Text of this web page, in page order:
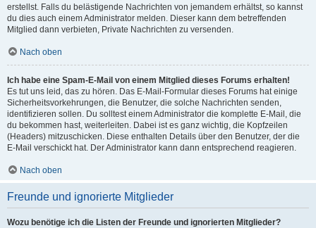
erstellst. Falls du belästigende Nachrichten von jemandem erhältst, so kannst
du dies auch einem Administrator melden. Dieser kann dem betreffenden
Mitglied dann verbieten, Private Nachrichten zu versenden.
Nach oben
Ich habe eine Spam-E-Mail von einem Mitglied dieses Forums erhalten!
Es tut uns leid, das zu hören. Das E-Mail-Formular dieses Forums hat einige
Sicherheitsvorkehrungen, die Benutzer, die solche Nachrichten senden,
identifizieren sollen. Du solltest einem Administrator die komplette E-Mail, die
du bekommen hast, weiterleiten. Dabei ist es ganz wichtig, die Kopfzeilen
(Headers) mitzuschicken. Diese enthalten Details über den Benutzer, der die
E-Mail verschickt hat. Der Administrator kann dann entsprechend reagieren.
Nach oben
Freunde und ignorierte Mitglieder
Wozu benötige ich die Listen der Freunde und ignorierten Mitglieder?